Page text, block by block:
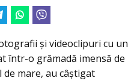
și videoclipuri cu un
într-o grămadă imensă de
de mare, au câștigat